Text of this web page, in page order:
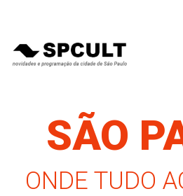
SÃO
ONDE TUDO